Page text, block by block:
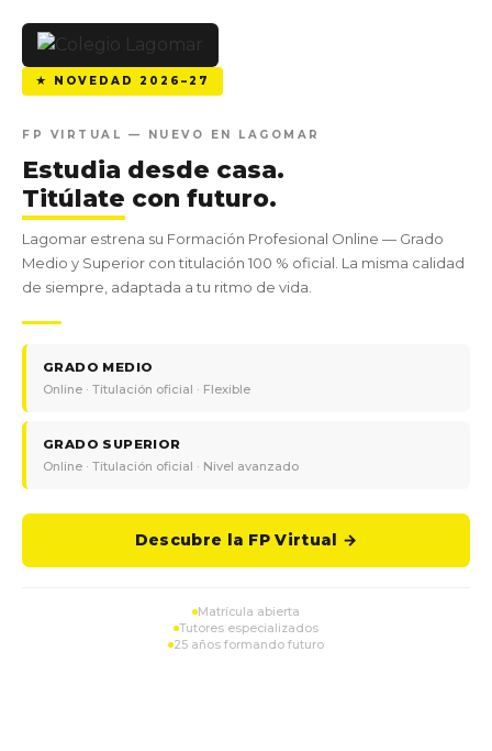
★ NOVEDAD 2026–27
FP VIRTUAL — NUEVO EN LAGOMAR
Estudia desde casa.
Titúlate con futuro.
Lagomar estrena su Formación Profesional Online — Grado
Medio y Superior con titulación 100 % oficial. La misma calidad
de siempre, adaptada a tu ritmo de vida.
GRADO MEDIO
Online · Titulación oficial · Flexible
GRADO SUPERIOR
Online · Titulación oficial · Nivel avanzado
Descubre la FP Virtual →
Matrícula abierta
Tutores especializados
25 años formando futuro